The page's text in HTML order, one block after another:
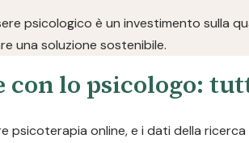
psicologico è un investimento sulla
una soluzione sostenibile.
con lo psicologo:
psicoterapia online, e i dati della